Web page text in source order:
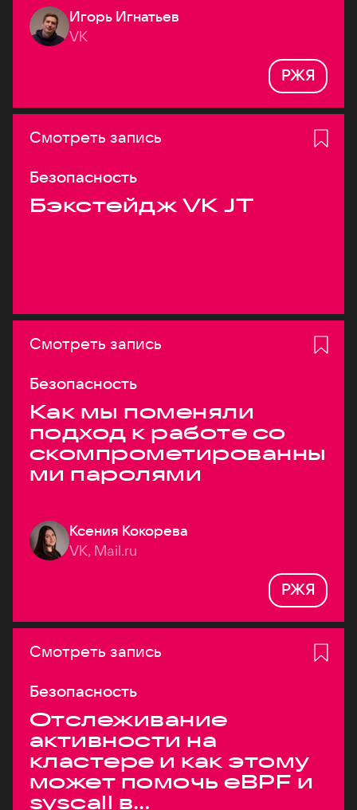
Игорь Игнатьев
VK
РЖЯ
Смотреть запись
Безопасность
Бэкстейдж VK JT
Смотреть запись
Безопасность
Как мы поменяли
подход к работе со
скомпрометированны
ми паролями
Ксения Кокорева
VK, Mail.ru
РЖЯ
Смотреть запись
Безопасность
Отслеживание
активности на
кластере и как этому
может помочь eBPF и
syscall в